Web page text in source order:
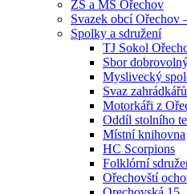
ZŠ a MŠ Ořechov
Svazek obcí Ořechov
Spolky a sdružení
TJ Sokol
Sbor
Myslivecký
Svaz zahrádkářů
Motorkáři z
Oddíl stolního
Místní knihovna
HC Scorpions
Folklórní
Ořechovští